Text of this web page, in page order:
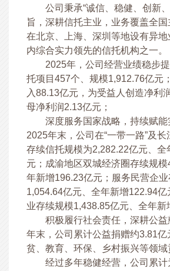
公司秉承“诚信、稳健、创新
旨，深耕信托主业，业务覆盖全国
在北京、上海、深圳等地设有异地
内综合实力领先的信托机构之一。
2025年，公司经营业绩稳步
托项目457个、规模1,912.76亿元
入88.13亿元，为受益人创造净利
母净利润2.13亿元；
深度服务国家战略，持续赋
2025年末，公司在“一带一路”及
存续信托规模为2,282.22亿元、全
元；成渝地区双城经济圈存续规
年新增196.23亿元；服务民营企
1,054.64亿元、全年新增122.94亿
业存续规模1,438.85亿元、全年新
积极履行社会责任，深耕公
年末，公司累计公益捐赠约3.81亿
贫、教育、环保、乡村振兴等领域
经过多年稳健经营，公司累